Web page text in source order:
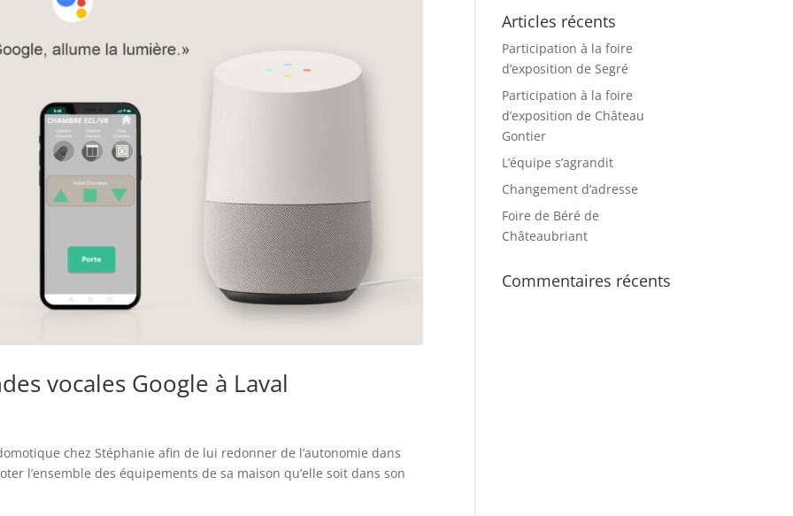
vocales Google à Laval
chez Stéphanie afin de lui redonner de l’autonomie dans
l’ensemble des équipements de sa maison qu’elle soit dans son
Articles récents
Participation à la foire
d’exposition de Segré
Participation à la foire
d’exposition de Château
Gontier
L’équipe s’agrandit
Changement d’adresse
Foire de Béré de
Châteaubriant
Commentaires récents